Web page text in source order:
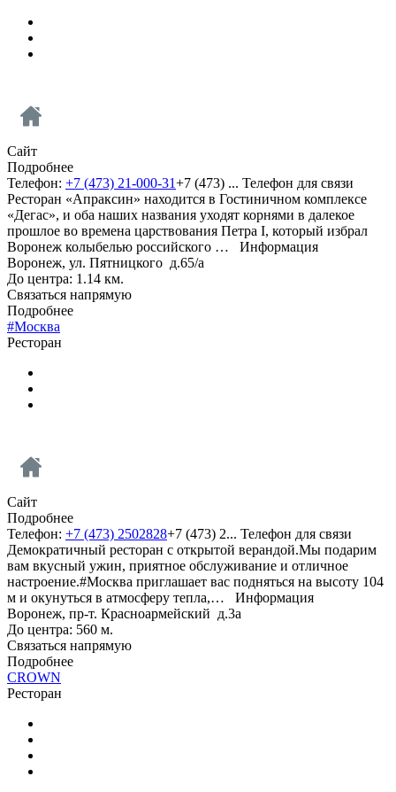
Сайт
Подробнее
Телефон: +7 (473) 21-000-31+7 (473) ... Телефон для связи
Ресторан «Апраксин» находится в Гостиничном комплексе
«Дегас», и оба наших названия уходят корнями в далекое
прошлое во времена царствования Петра I, который избрал
Воронеж колыбелью российского … Информация
Воронеж, ул. Пятницкого д.65/а
До центра: 1.14 км.
Связаться напрямую
Подробнее
#Москва
Ресторан
Сайт
Подробнее
Телефон: +7 (473) 2502828+7 (473) 2... Телефон для связи
Демократичный ресторан с открытой верандой.Мы подарим
вам вкусный ужин, приятное обслуживание и отличное
настроение.#Москва приглашает вас подняться на высоту 104
м и окунуться в атмосферу тепла,… Информация
Воронеж, пр-т. Красноармейский д.3а
До центра: 560 м.
Связаться напрямую
Подробнее
CROWN
Ресторан